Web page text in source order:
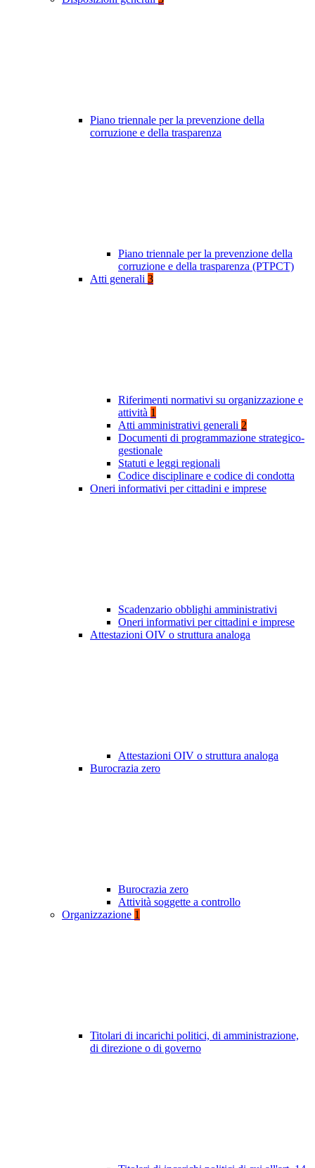
Piano triennale per la prevenzione della
corruzione e della trasparenza
Piano triennale per la prevenzione della
corruzione e della trasparenza (PTPCT)
Atti generali 3
Riferimenti normativi su organizzazione e
attività 1
Atti amministrativi generali 2
Documenti di programmazione strategico-
gestionale
Statuti e leggi regionali
Codice disciplinare e codice di condotta
Oneri informativi per cittadini e imprese
Scadenzario obblighi amministrativi
Oneri informativi per cittadini e imprese
Attestazioni OIV o struttura analoga
Attestazioni OIV o struttura analoga
Burocrazia zero
Burocrazia zero
Attività soggette a controllo
Organizzazione 1
Titolari di incarichi politici, di amministrazione,
di direzione o di governo